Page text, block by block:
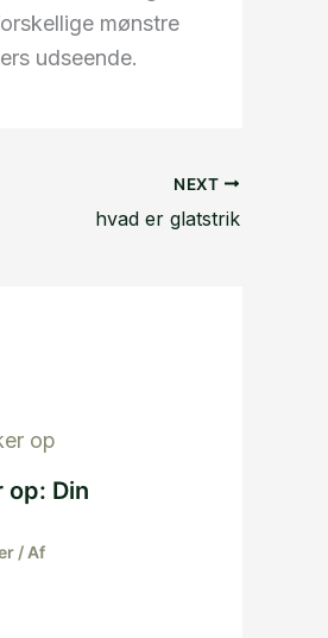
mønstre
udseende.
NEXT
hvad er glatstrik
op: Din
/ Af